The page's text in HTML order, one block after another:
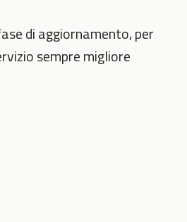
di aggiornamento, per
sempre migliore